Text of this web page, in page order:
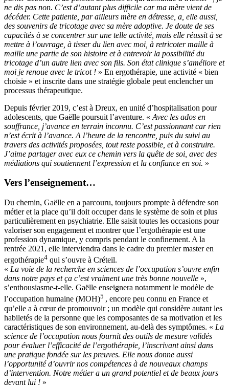
ne dis pas non. C’est d’autant plus difficile car ma mère vient de
décéder. Cette patiente, par ailleurs mère en détresse, a, elle aussi,
des souvenirs de tricotage avec sa mère adoptive. Je doute de ses
capacités à se concentrer sur une telle activité, mais elle réussit à se
mettre à l’ouvrage, à tisser du lien avec moi, à retricoter maille à
maille une partie de son histoire et à entrevoir la possibilité du
tricotage d’un autre lien avec son fils. Son état clinique s’améliore et
moi je renoue avec le tricot ! » En ergothérapie, une activité « bien
choisie » et inscrite dans une stratégie globale peut enclencher un
processus thérapeutique.
Depuis février 2019, c’est à Dreux, en unité d’hospitalisation pour
adolescents, que Gaëlle poursuit l’aventure. « Avec les ados en
souffrance, j’avance en terrain inconnu. C’est passionnant car rien
n’est écrit à l’avance. A l’heure de la rencontre, puis du suivi au
travers des activités proposées, tout reste possible, et à construire.
J’aime partager avec eux ce chemin vers la quête de soi, avec des
médiations qui soutiennent l’expression et la confiance en soi. »
Vers l’enseignement…
Du chemin, Gaëlle en a parcouru, toujours prompte à défendre son
métier et la place qu’il doit occuper dans le système de soin et plus
particulièrement en psychiatrie. Elle saisit toutes les occasions pour
valoriser son engagement et montrer que l’ergothérapie est une
profession dynamique, y compris pendant le confinement. A la
rentrée 2021, elle interviendra dans le cadre du premier master en
ergothérapie4 qui s’ouvre à Créteil.
« La voie de la recherche en sciences de l’occupation s’ouvre enfin
dans notre pays et ça c’est vraiment une très bonne nouvelle »,
s’enthousiasme-t-elle. Gaëlle enseignera notamment le modèle de
l’occupation humaine (MOH)5 , encore peu connu en France et
qu’elle a à cœur de promouvoir ; un modèle qui considère autant les
habiletés de la personne que les composantes de sa motivation et les
caractéristiques de son environnement, au-delà des symptômes. « La
science de l’occupation nous fournit des outils de mesure validés
pour évaluer l’efficacité de l’ergothérapie, l’inscrivant ainsi dans
une pratique fondée sur les preuves. Elle nous donne aussi
l’opportunité d’ouvrir nos compétences à de nouveaux champs
d’intervention. Notre métier a un grand potentiel et de beaux jours
devant lui ! »